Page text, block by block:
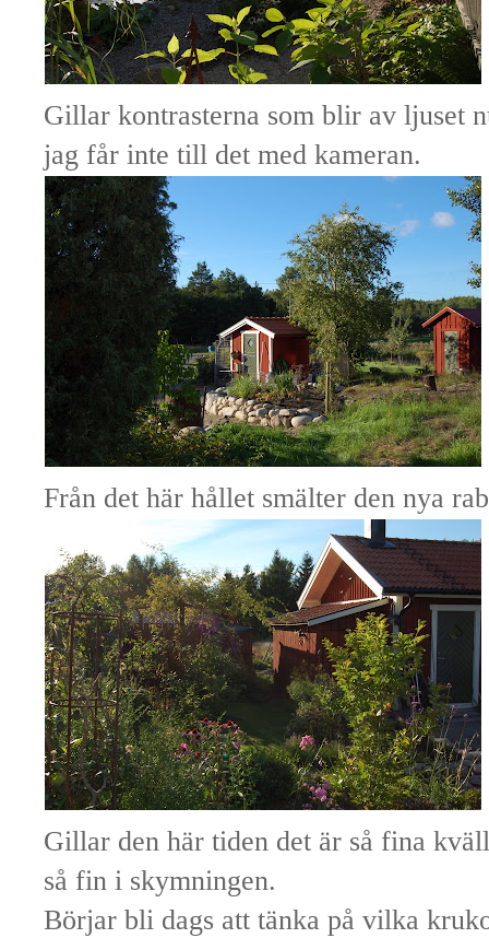
Gillar kontrasterna som blir av ljuset
jag får inte till det med kameran.
Från det här hållet smälter den nya
Gillar den här tiden det är så fina
så fin i skymningen.
Börjar bli dags att tänka på vilka